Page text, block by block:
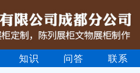
知识 问答 联系